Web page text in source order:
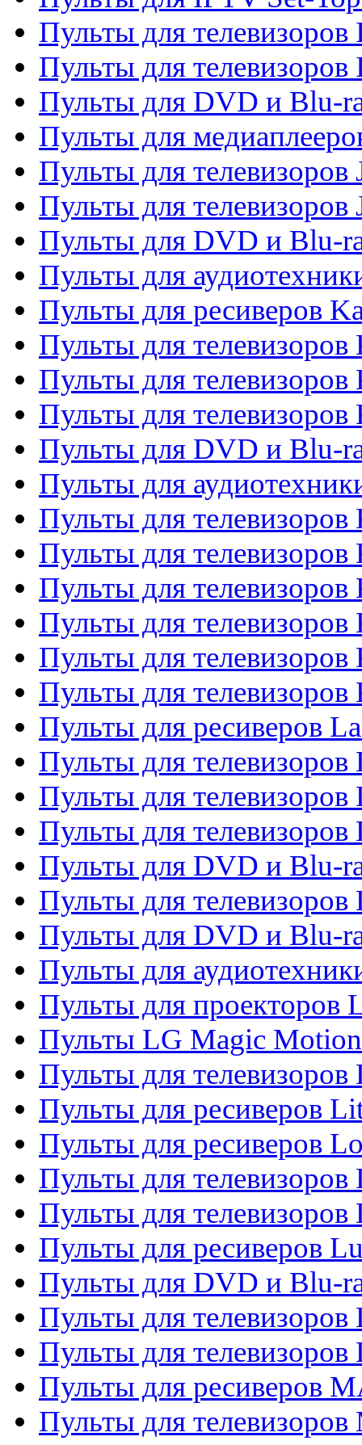
Пульты для телевизоров
Пульты для телевизоров
Пульты для DVD и Blu-
Пульты для
Пульты для телевизоров
Пульты для телевизоров
Пульты для DVD и Blu-
Пульты для
Пульты для ресиверов
Пульты для телевизоров
Пульты для телевизоров
Пульты для телевизоров
Пульты для DVD и Blu-
Пульты для
Пульты для
Пульты для телевизоров
Пульты для телевизоров
Пульты для телевизоров
Пульты для
Пульты для
Пульты для ресиверов
Пульты для телевизоров
Пульты для телевизоров
Пульты для телевизоров
Пульты для DVD и Blu-
Пульты для телевизоров
Пульты для DVD и Blu-
Пульты для
Пульты для проекторов
Пульты LG Magic Motion
Пульты для
Пульты для ресиверов
Пульты для ресиверов
Пульты для телевизоров
Пульты для
Пульты для ресиверов
Пульты для DVD и Blu-
Пульты для телевизоров
Пульты для телевизоров
Пульты для ресиверов
Пульты для телевизоров